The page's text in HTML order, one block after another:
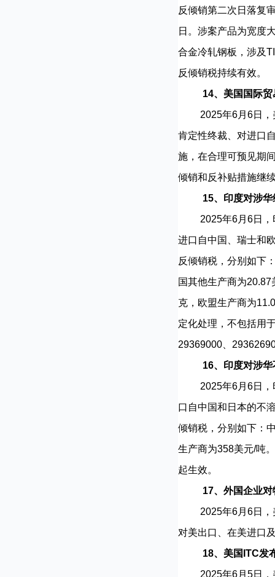
反倾销第二次日落复
日。涉案产品为宽度
合金冷轧钢板，涉及
反倾销税持续有效。
14、美国国际
2025年6月6日，美
肯定性终裁、对进口
施，在合理可预见期
倾销和反补贴措施继
15、印度对涉
2025年6月6日，印
进口自中国、瑞士和
反倾销税，分别如下
国其他生产商为
克，欧盟生产商为
定化处理，不包括用
29369000、
16、印度对涉
2025年6月6日，印
口自中国和日本的不
倾销税，分别如下：
生产商为358美元/吨
起生效。
17、外国企业
2025年6月6日，美
对美出口、在美进口
18、美国ITC发
2025年6月5日，美